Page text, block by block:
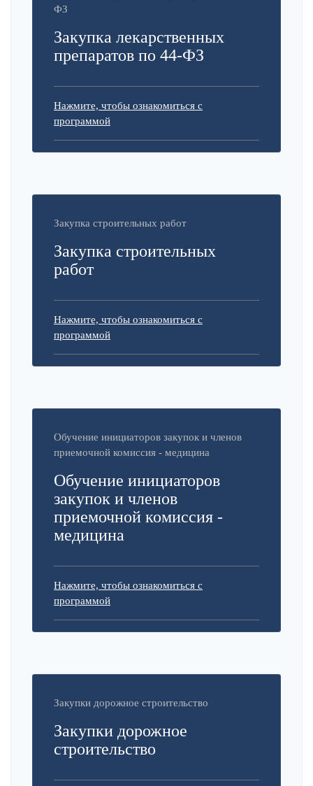
ФЗ
Закупка лекарственных
препаратов по 44-ФЗ
Нажмите, чтобы ознакомиться с
программой
Закупка строительных работ
Закупка строительных
работ
Нажмите, чтобы ознакомиться с
программой
Обучение инициаторов закупок и членов
приемочной комиссия - медицина
Обучение инициаторов
закупок и членов
приемочной комиссия -
медицина
Нажмите, чтобы ознакомиться с
программой
Закупки дорожное строительство
Закупки дорожное
строительство